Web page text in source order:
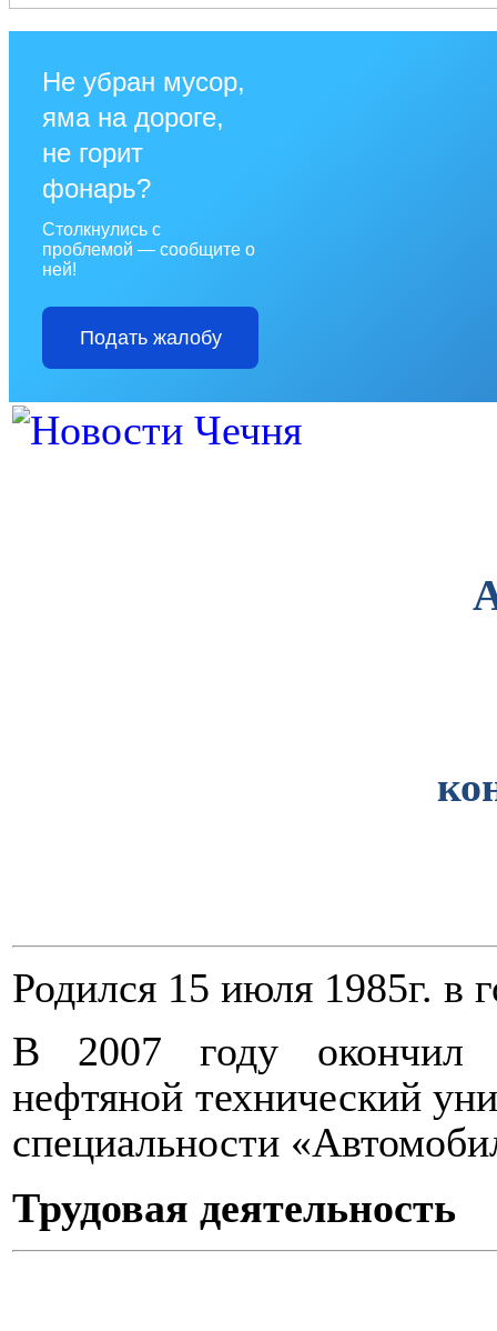
Не убран мусор,
яма на дороге,
не горит
фонарь?
Столкнулись с
проблемой — сообщите о
ней!
Подать жалобу
Родился 15 июля 1985г. в
В 2007 году окончил
нефтяной технический
специальности
Трудовая деятельность